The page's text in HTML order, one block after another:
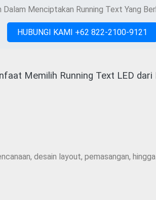
Dalam Menciptakan Running Text Yang
HUBUNGI KAMI +62 822-2100-9121
Memilih Running Text LED dari
desain layout, pemasangan,